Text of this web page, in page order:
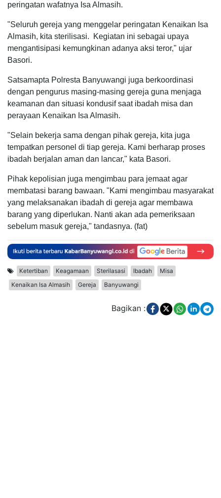
peringatan wafatnya Isa Almasih.
"Seluruh gereja yang menggelar peringatan Kenaikan Isa
Almasih, kita sterilisasi. Kegiatan ini sebagai upaya
mengantisipasi kemungkinan adanya aksi teror," ujar
Basori.
Satsamapta Polresta Banyuwangi juga berkoordinasi
dengan pengurus masing-masing gereja guna menjaga
keamanan dan situasi kondusif saat ibadah misa dan
perayaan Kenaikan Isa Almasih.
"Selain bekerja sama dengan pihak gereja, kita juga
tempatkan personel di tiap gereja. Kami berharap proses
ibadah berjalan aman dan lancar," kata Basori.
Pihak kepolisian juga mengimbau para jemaat agar
membatasi barang bawaan. "Kami mengimbau masyarakat
yang melaksanakan ibadah di gereja agar membawa
barang yang diperlukan. Nanti akan ada pemeriksaan
sebelum masuk gereja," tandasnya. (fat)
Ketertiban Keagamaan Sterilasasi Ibadah
Misa
Kenaikan Isa Almasih
Gereja Banyuwangi
Bagikan :